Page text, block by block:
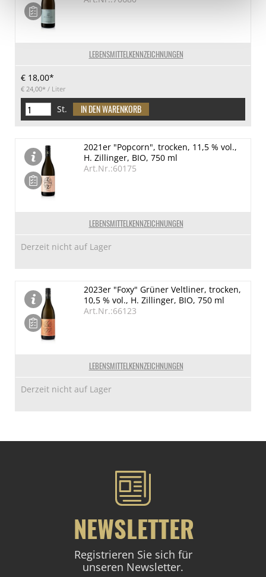
LEBENSMITTELKENNZEICHNUNGEN
€ 18,00*
€ 24,00* / Liter
St.
LEBENSMITTELKENNZEICHNUNGEN
2021er "Popcorn", trocken, 11,5 % vol.,
H. Zillinger, BIO, 750 ml
Art.Nr.:60175
Derzeit nicht auf Lager
LEBENSMITTELKENNZEICHNUNGEN
2023er "Foxy" Grüner Veltliner, trocken,
10,5 % vol., H. Zillinger, BIO, 750 ml
Art.Nr.:66123
Derzeit nicht auf Lager
NEWSLETTER
Registrieren Sie sich für
unseren Newsletter.